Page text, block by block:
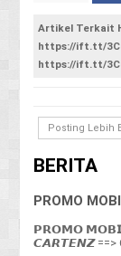
Artikel Terkait
https://ift.tt/
https://ift.tt/
Posting Lebih
BERITA
PROMO
𝗣𝗥𝗢𝗠𝗢
𝘾𝘼𝙍𝙏𝙀𝙉𝙕 ==>